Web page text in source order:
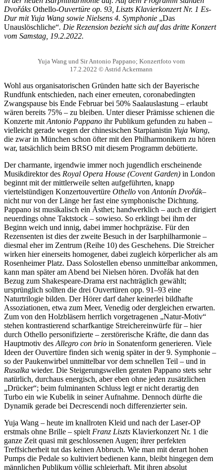
Dvořáks Othello-Ouvertüre op. 93, Liszts Klavierkonzert Nr. 1 Es-
Dur mit Yuja Wang sowie Nielsens 4. Symphonie „Das
Unauslöschliche“. Die Rezension bezieht sich auf das dritte Konzert
vom Samstag, 19.2.2022.
Yuja Wang und Sir Antonio Pappano; Konzertfoto vom
17.2.2022 © Astrid Ackermann
Wohl aus organisatorischen Gründen hatte sich der Bayerische
Rundfunk entschieden, nach einer erneuten, coronabedingten
Zwangspause bis Ende Februar bei 50% Saalauslastung – erlaubt
wären bereits 75% – zu bleiben. Unter dieser Prämisse schienen die
Konzerte mit Antonio Pappano ihr Publikum gefunden zu haben –
vielleicht gerade wegen der chinesischen Starpianistin Yuja Wang,
die zwar in München schon öfter mit den Philharmonikern zu hören
war, tatsächlich beim BRSO mit diesem Programm debütierte.
Der charmante, irgendwie immer noch jugendlich erscheinende
Musikdirektor des Royal Opera House (Covent Garden) in London
beginnt mit der mittlerweile selten aufgeführten, knapp
viertelstündigen Konzertouvertüre Othello von Antonín Dvořák–
nicht nur von der Länge her fast eine symphonische Dichtung.
Pappano ist musikalisch ein Ästhet; handwerklich – auch er dirigiert
neuerdings ohne Taktstock – sowieso. So erklingt bei ihm der
Beginn weich und innig, dabei immer hochpräzise. Für den
Rezensenten ist dies der zweite Besuch in der Isarphilharmonie –
diesmal eher im Zentrum (Reihe 10) des Geschehens. Die Streicher
wirken hier einerseits homogener, dabei zugleich körperlicher als am
Rosenheimer Platz. Dass Solostellen ebenso unmittelbar ankommen,
kann man später am Abend bei Nielsen hören. Dvořák hat den
Bezug zum Shakespeare-Drama erst nachträglich gewählt;
ursprünglich sollten die drei Ouvertüren opp. 91–93 eine
Naturtrilogie bilden. Der Hörer darf daher keinerlei bildhafte
Assoziationen, etwa zum Meer, Venedig oder dergleichen erwarten.
Zum von den Holzbläsern herrlich vorgetragenen „Natur-Motiv“
stehen kontrastierend scharfkantige Streichereinwürfe für – hier
durch Othello personifizierte – zerstörerische Kräfte, die dann das
Hauptmotiv des Allegro con brio in Sonatenform generieren. Viele
Ideen der Ouvertüre finden sich wenig später in der 9. Symphonie –
so der Paukenwirbel unmittelbar vor dem schnellen Teil – und in
Rusalka wieder. Die Steigerungswellen geraten Pappano stets sehr
natürlich, durchaus energisch, aber eben ohne jeden zusätzlichen
„Drücker“; beim fulminanten Schluss legt er nicht derartig den
Turbo ein wie Kubelik in seiner Aufnahme. Dennoch dürfte die
Dynamik gerade bei Decrescendi noch differenzierter sein.
Yuja Wang – heute im knallroten Kleid und nach der Laser-OP
erstmals ohne Brille – spielt Franz Liszts Klavierkonzert Nr. 1 die
ganze Zeit quasi mit geschlossenen Augen; ihrer perfekten
Treffsicherheit tut das keinen Abbruch. Wie man mit derart hohen
Pumps die Pedale so kultiviert bedienen kann, bleibt hingegen dem
männlichen Publikum völlig schleierhaft. Mit ihren absolut